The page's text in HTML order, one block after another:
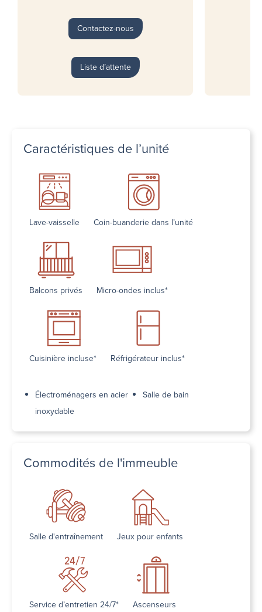
Contactez-nous
Liste d’attente
Caractéristiques de l’unité
Lave-vaisselle Coin-buanderie dans l’unité
Balcons privés Micro-ondes inclus*
Cuisinière incluse* Réfrigérateur inclus*
Électroménagers en acier
inoxydable
Salle de bain
Commodités de l'immeuble
Salle d'entraînement Jeux pour enfants
Service d’entretien 24/7* Ascenseurs